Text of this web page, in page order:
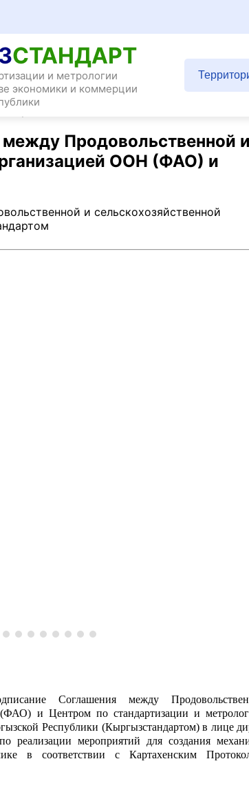
СТАНДАРТ
и метрологии
экономики и коммерции
Продовольственной и
Продовольственной и
ООН (ФАО) и
и сельскохозяйственной
Соглашения между
(ФАО) и Центром по стандартизации и
Республики (Кыргызстандартом) в лице
реализации мероприятий для создания
в соответствии с Картахенским